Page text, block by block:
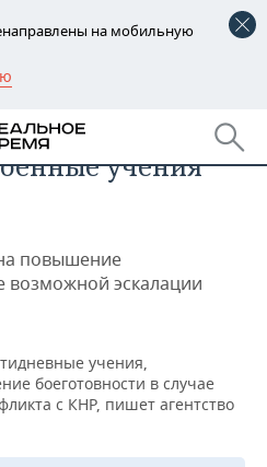
на мобильную
учения
повышение
возможной эскалации
учения,
боеготовности в случае
с КНР, пишет агентство